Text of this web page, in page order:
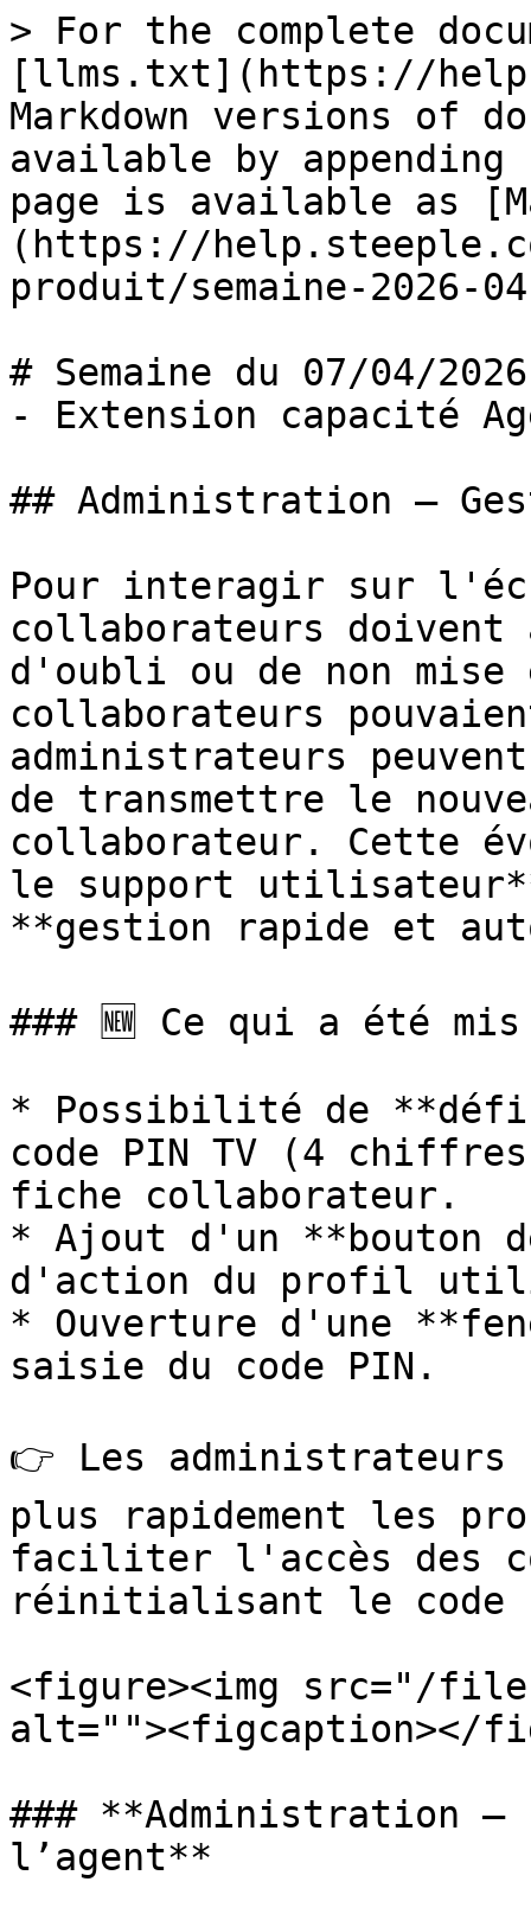
> For the complete
[llms.txt](https://
Markdown versions of
available by
page is available as
(https://
produit/semaine-2026-
# Semaine du 07/04/
- Extension capacité
## Administration —
Pour interagir sur
collaborateurs doivent
d'oubli ou de non
collaborateurs
administrateurs
de transmettre le
collaborateur. Cette
le support
**gestion rapide et
### 🆕 Ce qui a été
* Possibilité de
code PIN TV (4
fiche collaborateur.
* Ajout d'un **bouton
d'action du profil
* Ouverture d'une
saisie du code PIN.
👉 Les administrateurs
plus rapidement les
faciliter l'accès des
réinitialisant le code
<figure><img src="/files/
alt=""><figcaption></
### **Administration –
l’agent**